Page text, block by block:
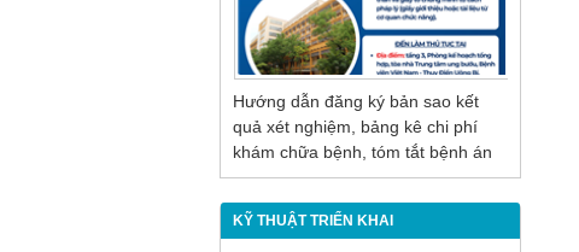
pháp tối ưu cho
người bệnh sỏi ống
mật chủ
Hướng dẫn đăng ký bản sao kết
quả xét nghiệm, bảng kê chi phí
khám chữa bệnh, tóm tắt bệnh án
KỸ THUẬT TRIỂN KHAI